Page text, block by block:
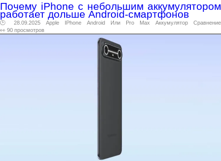
Почему iPhone с небольшим аккумулятором
работает дольше Android-смартфонов
🕑 28.09.2025 Apple IPhone Android Или Pro Max Аккумулятор
Сравнение
👀 90 просмотров